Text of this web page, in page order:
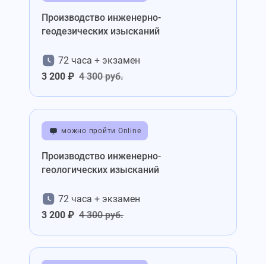
Производство инженерно-
геодезических изысканий
72 часа + экзамен
3 200 ₽ 4 300 руб.
можно пройти Online
Производство инженерно-
геологических изысканий
72 часа + экзамен
3 200 ₽ 4 300 руб.